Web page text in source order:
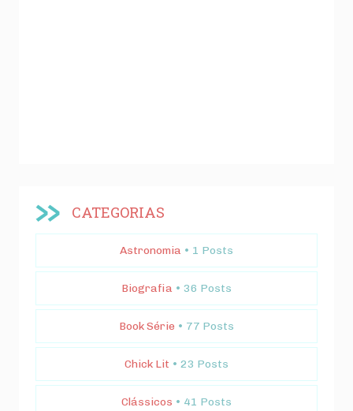
CATEGORIAS
Astronomia • 1 Posts
Biografia • 36 Posts
Book Série • 77 Posts
Chick Lit • 23 Posts
Clássicos • 41 Posts